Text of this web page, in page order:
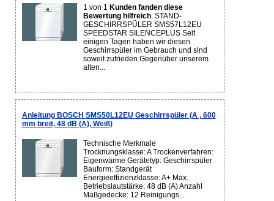
1 von 1 Kunden fanden diese
Bewertung hilfreich. STAND-
GESCHIRRSPÜLER SMS57L12EU
SPEEDSTAR SILENCEPLUS Seit
einigen Tagen haben wir diesen
Geschirrspüler im Gebrauch und sind
soweit zufrieden.Gegenüber unserem
alten...
Anleitung BOSCH SMS50L12EU Geschirrspüler (A , 600
mm breit, 48 dB (A), Weiß)
Technische Merkmale
Trocknungsklasse: A Trockenverfahren:
Eigenwärme Gerätetyp: Geschirrspüler
Bauform: Standgerät
Energieeffizienzklasse: A+ Max.
Betriebslautstärke: 48 dB (A) Anzahl
Maßgedecke: 12 Reinigungs...